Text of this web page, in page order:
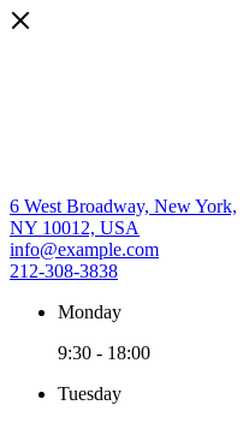
6 West Broadway, New York,
NY 10012, USA
info@example.com
212-308-3838
Monday
9:30 - 18:00
Tuesday